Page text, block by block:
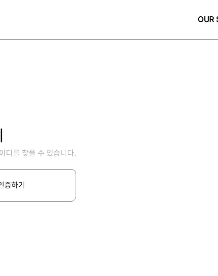
OUR
디를 찾을 수 있습니다.
증하기